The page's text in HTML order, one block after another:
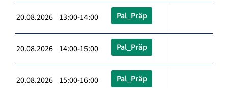
20.08.2026 13:00-14:00 Pal_Präp
20.08.2026 14:00-15:00 Pal_Präp
20.08.2026 15:00-16:00 Pal_Präp